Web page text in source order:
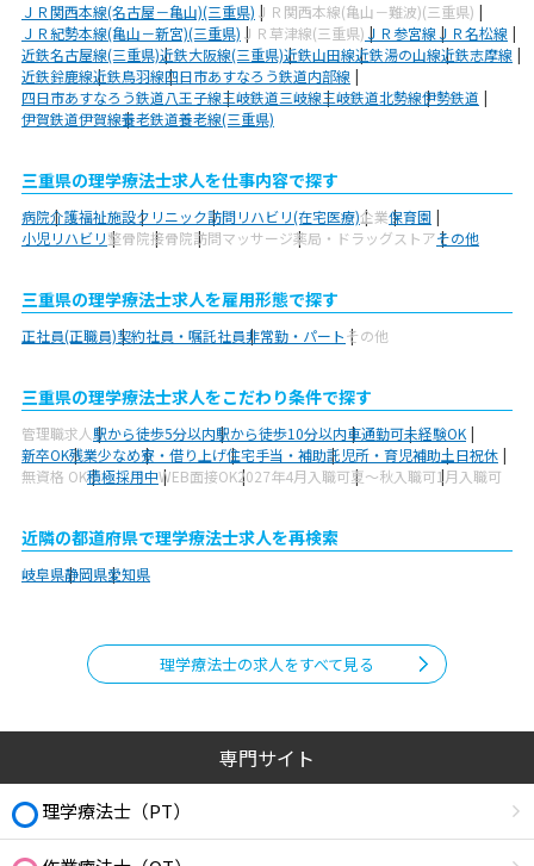
ＪＲ関西本線(名古屋－亀山)(三重県) ＪＲ関西本線(亀山－難波)(三重県)
ＪＲ紀勢本線(亀山－新宮)(三重県) ＪＲ草津線(三重県)ＪＲ参宮線ＪＲ名松線
近鉄名古屋線(三重県)近鉄大阪線(三重県)近鉄山田線近鉄湯の山線近鉄志摩線
近鉄鈴鹿線近鉄鳥羽線四日市あすなろう鉄道内部線
四日市あすなろう鉄道八王子線三岐鉄道三岐線三岐鉄道北勢線伊勢鉄道
伊賀鉄道伊賀線養老鉄道養老線(三重県)
三重県の理学療法士求人を仕事内容で探す
病院介護福祉施設クリニック訪問リハビリ(在宅医療)企業保育園
小児リハビリ整骨院接骨院訪問マッサージ薬局・ドラッグストアその他
三重県の理学療法士求人を雇用形態で探す
正社員(正職員)契約社員・嘱託社員非常勤・パートその他
三重県の理学療法士求人をこだわり条件で探す
管理職求人駅から徒歩5分以内駅から徒歩10分以内車通勤可未経験OK
新卒OK残業少なめ寮・借り上げ住宅手当・補助託児所・育児補助土日祝休
無資格 OK積極採用中WEB面接OK2027年4月入職可夏～秋入職可1月入職可
近隣の都道府県で理学療法士求人を再検索
岐阜県静岡県愛知県
理学療法士の求人をすべて見る
専門サイト
理学療法士（PT）